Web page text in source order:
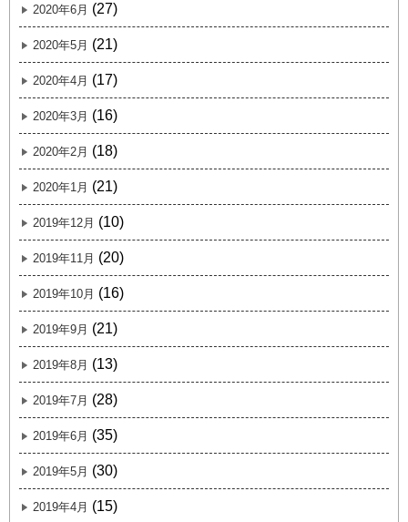
2020年6月 (27)
2020年5月 (21)
2020年4月 (17)
2020年3月 (16)
2020年2月 (18)
2020年1月 (21)
2019年12月 (10)
2019年11月 (20)
2019年10月 (16)
2019年9月 (21)
2019年8月 (13)
2019年7月 (28)
2019年6月 (35)
2019年5月 (30)
2019年4月 (15)